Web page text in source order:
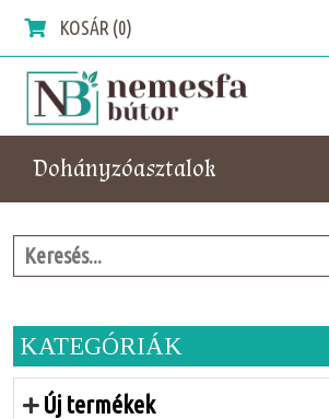
KOSÁR (0)
Dohányzóasztalok
KATEGÓRIÁK
Új termékek